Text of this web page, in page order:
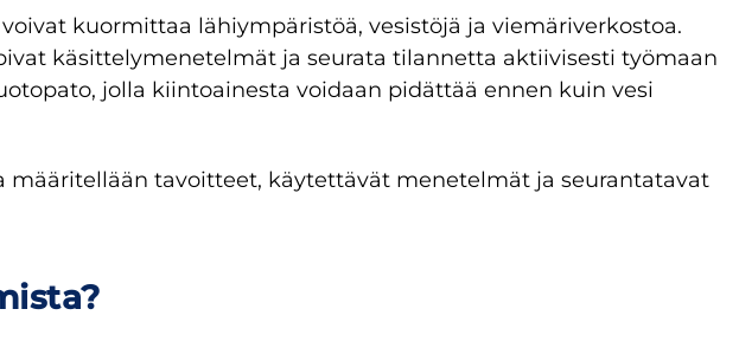
kuormittaa lähiympäristöä, vesistöjä ja viemäriverkostoa.
käsittelymenetelmät ja seurata tilannetta aktiivisesti työmaan
jolla kiintoainesta voidaan pidättää ennen kuin vesi
tavoitteet, käytettävät menetelmät ja seurantatavat